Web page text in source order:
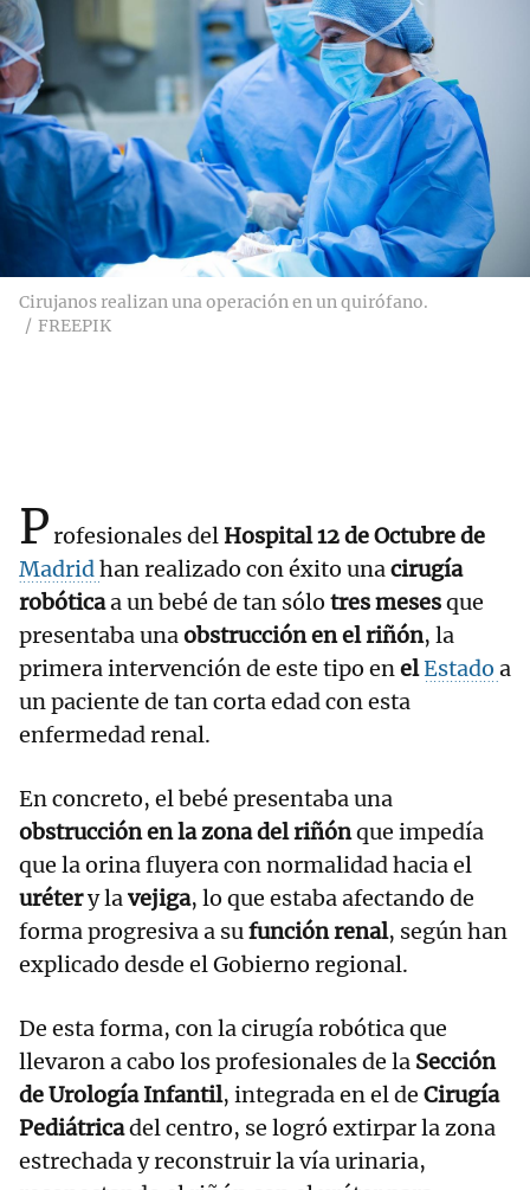
Cirujanos realizan una operación en un quirófano.
FREEPIK
Profesionales del Hospital 12 de Octubre de
Madridhan realizado con éxito unacirugía
robóticaa un bebé de tan sólo tres mesesque
presentaba unaobstrucción en el riñón, la
primera intervención de este tipo enelEstado a
un paciente de tan corta edad con esta
enfermedad renal.
En concreto, el bebé presentaba una
obstrucción en la zona del riñónque impedía
que la orina fluyera con normalidad hacia el
urétery lavejiga, lo que estaba afectando de
forma progresiva a sufunción renal, según han
explicado desde el Gobierno regional.
De esta forma, con la cirugía robótica que
llevaron a cabo los profesionales de la Sección
de Urología Infantil, integrada en el de Cirugía
Pediátricadel centro, se logró extirpar la zona
estrechada y reconstruir la vía urinaria,